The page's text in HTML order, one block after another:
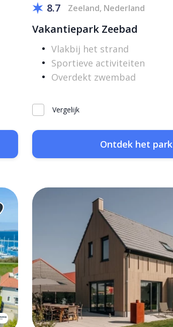
8.7 Zeeland, Nederland
Vakantiepark Zeebad
Vlakbij het strand
Sportieve activiteiten
Overdekt zwembad
Vergelijk
Ontdek het park